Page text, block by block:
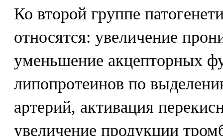
Ко второй группе
относятся: увеличение
уменьшение акцепторных
липопротеинов по
артерий, активация
увеличение продукции